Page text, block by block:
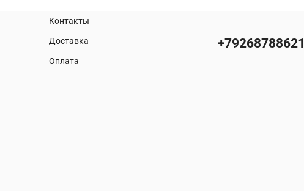
Контакты
Доставка
Оплата
+79268788621